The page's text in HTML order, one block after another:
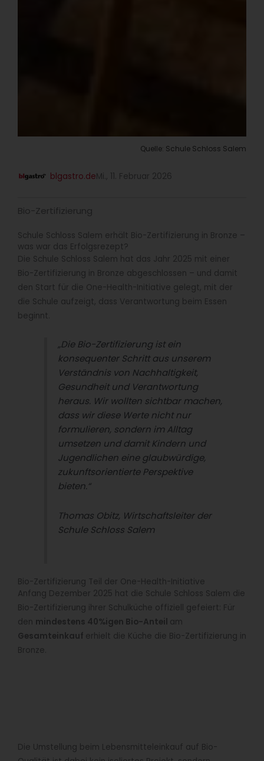
Quelle: Schule Schloss Salem
blgastro.deMi., 11. Februar 2026
Bio-Zertifizierung
Schule Schloss Salem erhält Bio-Zertifizierung in Bronze –
was war das Erfolgsrezept?
Die Schule Schloss Salem hat das Jahr 2025 mit einer
Bio-Zertifizierung in Bronze abgeschlossen – und damit
den Start für die One-Health-Initiative gelegt, mit der
die Schule aufzeigt, dass Verantwortung beim Essen
beginnt.
„Die Bio-Zertifizierung ist ein
konsequenter Schritt aus unserem
Verständnis von Nachhaltigkeit,
Gesundheit und Verantwortung
heraus. Wir wollten sichtbar machen,
dass wir diese Werte nicht nur
formulieren, sondern im Alltag
umsetzen und damit Kindern und
Jugendlichen eine glaubwürdige,
zukunftsorientierte Perspektive
bieten.“
Thomas Obitz, Wirtschaftsleiter der
Schule Schloss Salem
Bio-Zertifizierung Teil der One-Health-Initiative
Anfang Dezember 2025 hat die Schule Schloss Salem die
Bio-Zertifizierung ihrer Schulküche offiziell gefeiert: Für
den mindestens 40%igen Bio-Anteil am
Gesamteinkauf erhielt die Küche die Bio-Zertifizierung in
Bronze.
Die Umstellung beim Lebensmitteleinkauf auf Bio-